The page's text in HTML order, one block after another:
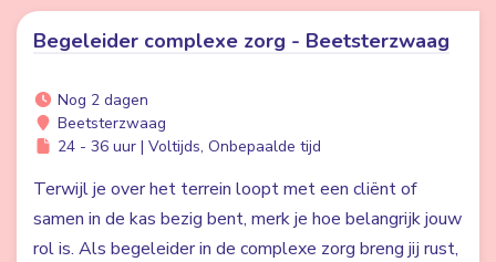
Begeleider complexe zorg - Beetsterzwaag
Nog 2 dagen
Beetsterzwaag
24 - 36 uur | Voltijds, Onbepaalde tijd
Terwijl je over het terrein loopt met een cliënt of
samen in de kas bezig bent, merk je hoe belangrijk jouw
rol is. Als begeleider in de complexe zorg breng jij rust,